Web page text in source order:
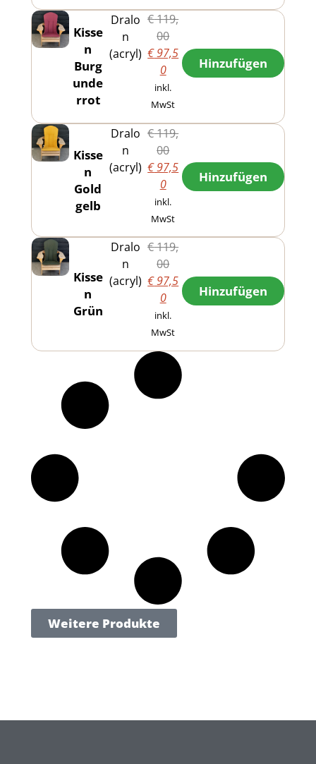
Kisse
n
Burg
unde
rrot
Dralo
n
(acryl)
€119,
00
€97,5
0
inkl.
MwSt
Hinzufügen
Kisse
n
Gold
gelb
Dralo
n
(acryl)
€119,
00
€97,5
0
inkl.
MwSt
Hinzufügen
Kisse
n
Grün
Dralo
n
(acryl)
€119,
00
€97,5
0
inkl.
MwSt
Hinzufügen
Weitere Produkte